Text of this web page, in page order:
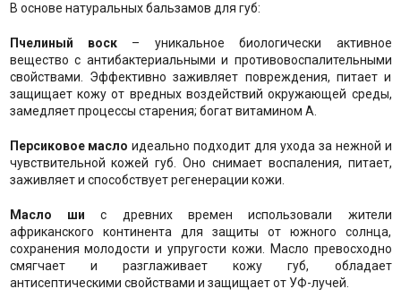
В основе натуральных бальзамов для губ:
Пчелиный воск– уникальное биологически активное
вещество с антибактериальными и противовоспалительными
свойствами. Эффективно заживляет повреждения, питает и
защищает кожу от вредных воздействий окружающей среды,
замедляет процессы старения; богат витамином А.
Персиковое масло идеально подходит для ухода за нежной и
чувствительной кожей губ. Оно снимает воспаления, питает,
заживляет и способствует регенерации кожи.
Масло ши с древних времен использовали жители
африканского континента для защиты от южного солнца,
сохранения молодости и упругости кожи. Масло превосходно
смягчает и разглаживает кожу губ, обладает
антисептическими свойствами и защищает от УФ-лучей.